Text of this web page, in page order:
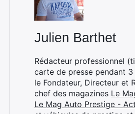
Julien Barthet
Rédacteur professionnel
carte de presse pendant 3
le Fondateur, Directeur et
chef des magazines Le
Le Mag Auto Prestige -
Rechercher